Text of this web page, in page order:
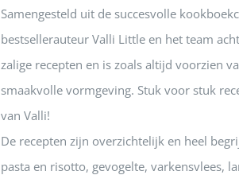
Samengesteld uit de succesvolle
bestsellerauteur Valli Little en het team
zalige recepten en is zoals altijd voorzien
smaakvolle vormgeving. Stuk voor stuk
van Valli!
De recepten zijn overzichtelijk en heel
pasta en risotto, gevogelte, varkensvlees,